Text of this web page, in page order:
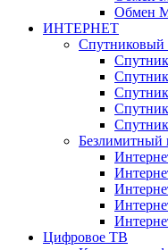
Обмен
ИНТЕРНЕТ
Спутниковый
Безлимитный
Цифровое ТВ